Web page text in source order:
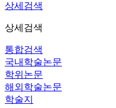
상세검색
상세검색
통합검색
국내학술논문
학위논문
해외학술논문
학술지